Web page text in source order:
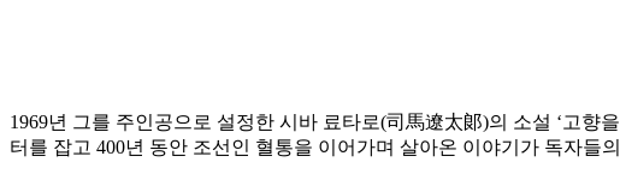
1969년 그를 주인공으로 설정한 시바 료타로(司馬遼太郞)의 소설 ‘고
터를 잡고 400년 동안 조선인 혈통을 이어가며 살아온 이야기가 독자들